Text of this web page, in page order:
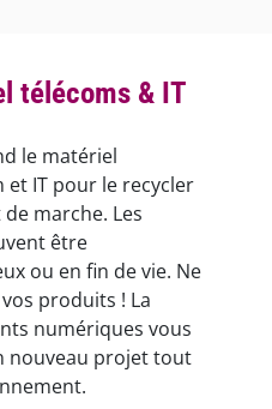
télécoms & IT
le matériel
IT pour le recycler
marche. Les
être
ou en fin de vie. Ne
produits ! La
numériques vous
nouveau projet tout